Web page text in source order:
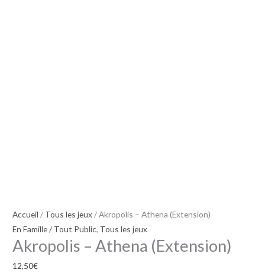
Accueil / Tous les jeux/ Akropolis – Athena (Extension)
En Famille / Tout Public, Tous les jeux
Akropolis – Athena (Extension)
12,50€